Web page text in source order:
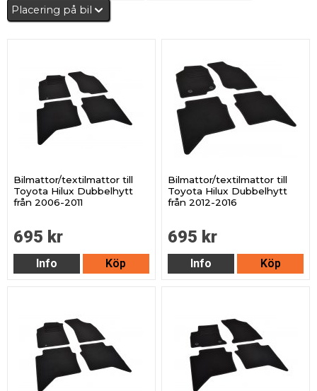
Placering på bil
Bilmattor/textilmattor till
Toyota Hilux Dubbelhytt
från 2006-2011
695 kr
Info Köp
Bilmattor/textilmattor till
Toyota Hilux Dubbelhytt
från 2012-2016
695 kr
Info Köp